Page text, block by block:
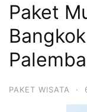
Paket
PAKET WISATA ·